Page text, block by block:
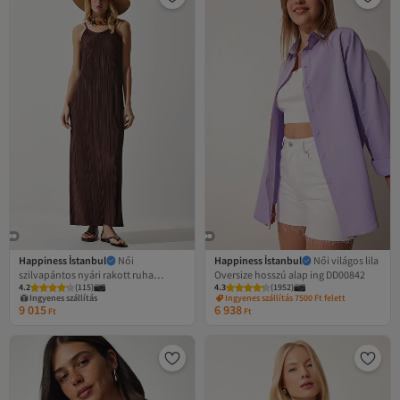
Happiness İstanbul
Női
szilvapántos nyári rakott ruha
DZ00116
4.2 (115)
Ingyenes szállítás
9 015 Ft
Happiness İstanbul
Női világos lila
Oversize hosszú alap ing DD00842
4.3 (1952)
Ingyenes szállítás 7500 Ft felett
6 938 Ft